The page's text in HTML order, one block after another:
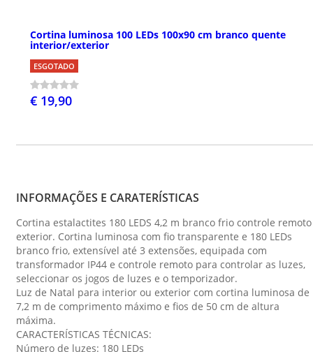
Cortina luminosa 100 LEDs 100x90 cm branco quente
interior/exterior
ESGOTADO
€ 19,90
INFORMAÇÕES E CARATERÍSTICAS
Cortina estalactites 180 LEDS 4,2 m branco frio controle remoto
exterior. Cortina luminosa com fio transparente e 180 LEDs
branco frio, extensível até 3 extensões, equipada com
transformador IP44 e controle remoto para controlar as luzes,
seleccionar os jogos de luzes e o temporizador.
Luz de Natal para interior ou exterior com cortina luminosa de
7,2 m de comprimento máximo e fios de 50 cm de altura
máxima.
CARACTERÍSTICAS TÉCNICAS:
Número de luzes: 180 LEDs